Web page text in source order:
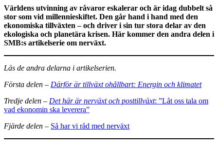
Världens utvinning av råvaror eskalerar och är idag dubbelt så
stor som vid millennieskiftet. Den går hand i hand med den
ekonomiska tillväxten – och driver i sin tur stora delar av den
ekologiska och planetära krisen. Här kommer den andra delen i
SMB:s artikelserie om nerväxt.
Läs de andra delarna i artikelserien.
Första delen – Därför är tillväxt ohållbart: Energin och klimatet
Tredje delen – Det här är nerväxt och posttillväxt: ”Låt oss tala om
vad ekonomin ska leverera”
Fjärde delen – Så har vi råd med nerväxt